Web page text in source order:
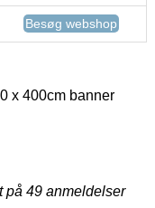
Besøg webshop
x 400cm banner
på 49 anmeldelser